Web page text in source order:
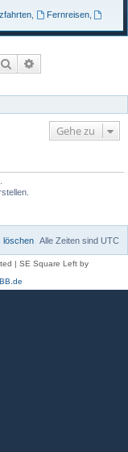
, Fernreisen,
Suche
Gehe zu
Alle Zeiten sind UTC
löschen
| SE Square Left by